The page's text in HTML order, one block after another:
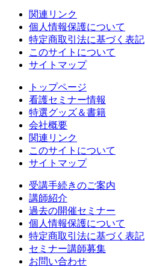
関連リンク
個人情報保護について
特定商取引法に基づく表記
このサイトについて
サイトマップ
トップページ
看護セミナー情報
特選グッズ＆書籍
会社概要
関連リンク
このサイトについて
サイトマップ
受講手続きのご案内
講師紹介
過去の開催セミナー
個人情報保護について
特定商取引法に基づく表記
セミナー講師募集
お問い合わせ